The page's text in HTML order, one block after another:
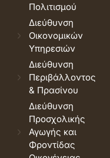
Πολιτισμού
Διεύθυνση
Οικονομικών
Υπηρεσιών
Διεύθυνση
Περιβάλλοντος
& Πρασίνου
Διεύθυνση
Προσχολικής
Αγωγής και
Φροντίδας